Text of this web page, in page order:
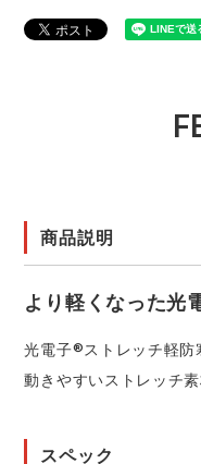
商品説明
より軽くなった光
光電子®ストレッチ軽防
動きやすいストレッチ
スペック